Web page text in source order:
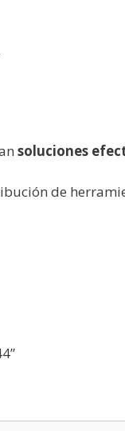
soluciones
de